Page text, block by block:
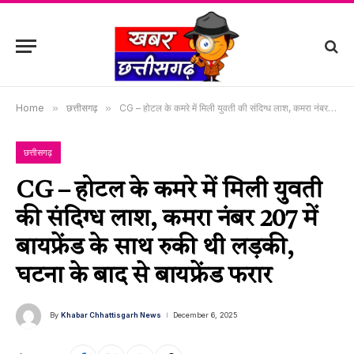
Home » छत्तीसगढ़ » CG – होटल के कमरे में मिली युवती की संदिग्ध लाश, कमरा नंबर 207 में बायफ्रेंड के साथ रुकी थी लड़की, घटना के बाद से बायफ्रेंड फरार
छत्तीसगढ़
CG – होटल के कमरे में मिली युवती
की संदिग्ध लाश, कमरा नंबर 207 में
बायफ्रेंड के साथ रुकी थी लड़की,
घटना के बाद से बायफ्रेंड फरार
By Khabar Chhattisgarh News December 6, 2025